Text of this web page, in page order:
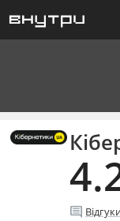
comment